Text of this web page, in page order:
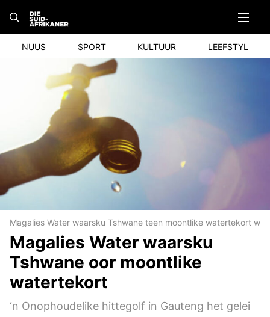
content
NUUS SPORT KULTUUR LEEFSTYL
Magalies Water waarsku Tshwane teen moontlike watertekort
Magalies Water waarsku
Tshwane oor moontlike
watertekort
‘n Onophoudelike hittegolf in Gauteng het gelei